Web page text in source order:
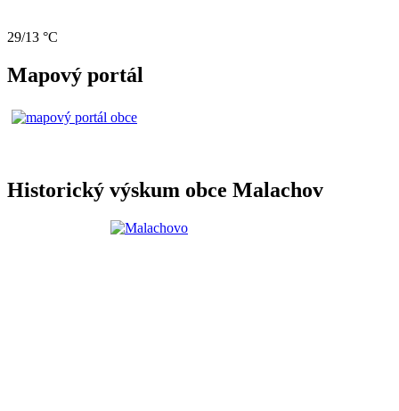
29/13 °C
Mapový portál
Historický výskum obce Malachov